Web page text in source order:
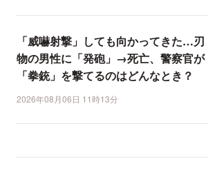
「威嚇射撃」しても向かってきた…刃
物の男性に「発砲」→死亡、警察官が
「拳銃」を撃てるのはどんなとき？
2026年08月06日 11時13分